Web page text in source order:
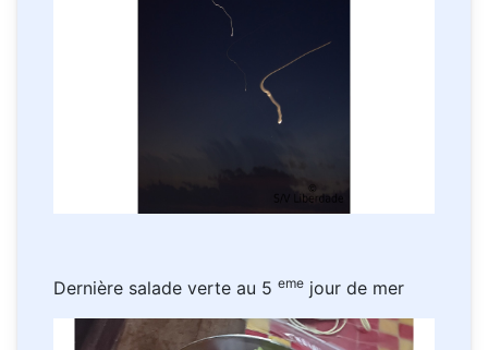
Dernière salade verte au 5 eme jour de mer